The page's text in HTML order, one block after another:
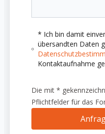
* Ich bin damit
übersandten Daten
Kontaktaufnahme
Die mit *
Pflichtfelder für das